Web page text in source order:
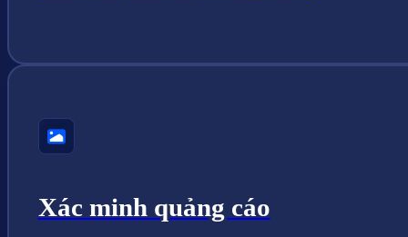
Xác minh quảng cáo